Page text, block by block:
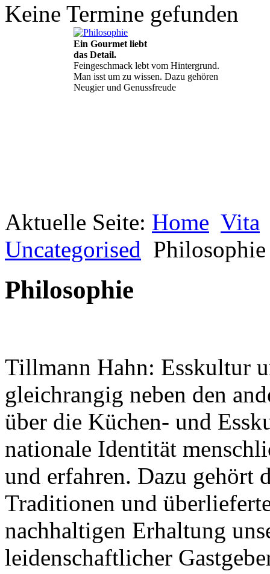
Keine Termine gefunden
Ein Gourmet liebt
das Detail.
Feingeschmack lebt vom Hintergrund.
Man isst um zu wissen. Dazu gehören
Neugier und Genussfreude
Geheimnisse, die
keine sind.
Ein Potpourri professioneller Rezepte.
Für Liebhaber der einfachen und
regionalen Küche. Nachkochbar, aber
Nachhaltigkeit ist
mir wichtig.
Modernes Kochen mit dem Blick für
Regionalität, Frische und
Wirtschaftlichkeit.
Aktuelle Seite: Home Vita
Uncategorised Philosophie
Philosophie
Tillmann Hahn: Esskultur
gleichrangig neben den
über die Küchen- und
nationale Identität
und erfahren. Dazu gehört
Traditionen und
nachhaltigen Erhaltung
leidenschaftlicher